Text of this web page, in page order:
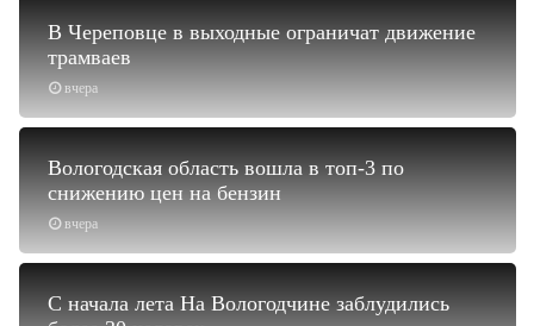
вчера
В Череповце в выходные ограничат движение
трамваев
вчера
Вологодская область вошла в топ-3 по
снижению цен на бензин
С начала лета На Вологодчине заблудились